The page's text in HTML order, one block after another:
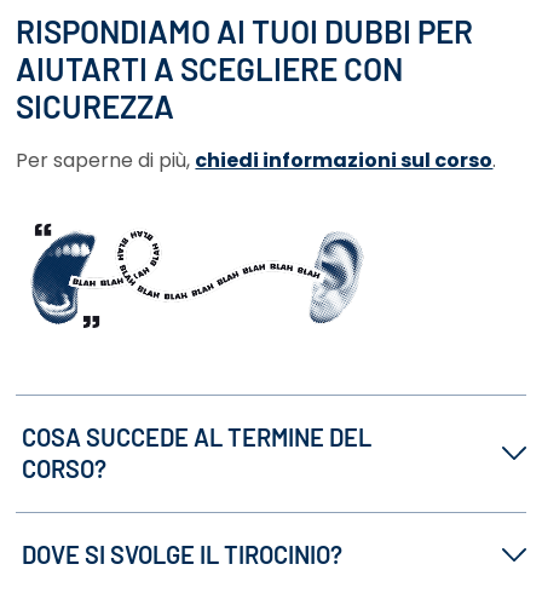
RISPONDIAMO AI TUOI DUBBI PER
AIUTARTI A SCEGLIERE CON
SICUREZZA
Per saperne di più, chiedi informazioni sul corso.
COSA SUCCEDE AL TERMINE DEL
CORSO?
DOVE SI SVOLGE IL TIROCINIO?